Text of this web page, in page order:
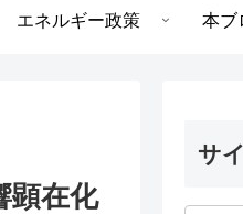
エネルギー政策 本ブ
顕在化
サ